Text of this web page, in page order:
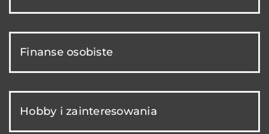
Finanse osobiste
Hobby i zainteresowania